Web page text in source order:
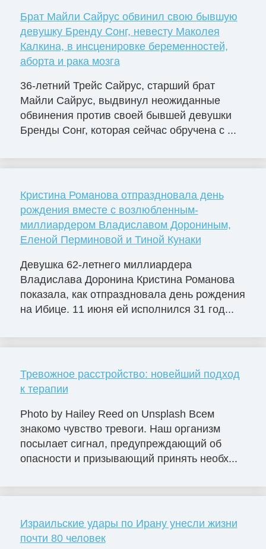
Брат Майли Сайрус обвинил свою бывшую
девушку Бренду Сонг, невесту Маколея
Калкина, в инсценировке беременностей,
аборта и рака мозга
36-летний Трейс Сайрус, старший брат
Майли Сайрус, выдвинул неожиданные
обвинения против своей бывшей девушки
Бренды Сонг, которая сейчас обручена с ...
Кристина Романова отпраздновала день
рождения вместе с возлюбленным-
миллиардером Владиславом Дорониным,
Еленой Перминовой и Тиной Кунаки
Девушка 62-летнего миллиардера
Владислава Доронина Кристина Романова
показала, как отпраздновала день рождения
на Ибице. 11 июня ей исполнился 31 год...
Тревожное расстройство: новейший подход
к терапии
Photo by Hailey Reed on Unsplash Всем
знакомо чувство тревоги. Наш организм
посылает сигнал, предупреждающий об
опасности и призывающий принять необх...
Израильские удары по Ирану унесли жизни
почти 80 человек